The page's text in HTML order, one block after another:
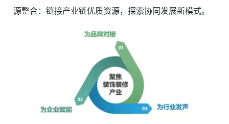
源整合：链接产业链优质资源，探索协同发展新模式。